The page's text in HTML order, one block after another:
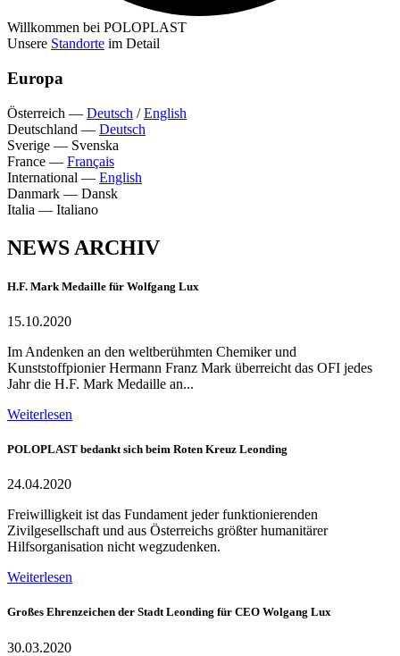
Willkommen bei POLOPLAST
Unsere Standorte im Detail
Europa
Österreich — Deutsch /English
Deutschland — Deutsch
Sverige — Svenska
France — Français
International — English
Danmark — Dansk
Italia — Italiano
NEWS ARCHIV
H.F. Mark Medaille für Wolfgang Lux
15.10.2020
Im Andenken an den weltberühmten Chemiker und
Kunststoffpionier Hermann Franz Mark überreicht das OFI jedes
Jahr die H.F. Mark Medaille an...
Weiterlesen
POLOPLAST bedankt sich beim Roten Kreuz Leonding
24.04.2020
Freiwilligkeit ist das Fundament jeder funktionierenden
Zivilgesellschaft und aus Österreichs größter humanitärer
Hilfsorganisation nicht wegzudenken.
Weiterlesen
Großes Ehrenzeichen der Stadt Leonding für CEO Wolgang Lux
30.03.2020